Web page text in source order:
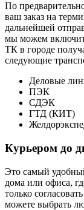
По
ваш заказ на
дальнейшей
мы можем
ТК в городе
следующие
Деловые
ПЭК
СДЭК
ГТД (КИТ)
Курьером до
Это самый
дома или офиса,
только
можете выбрать